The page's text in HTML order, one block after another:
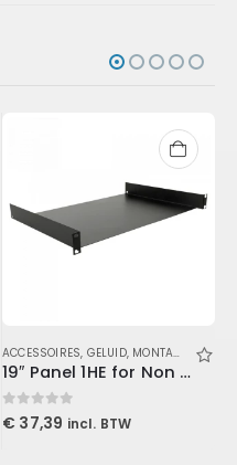
,GELUID,LUIDSPREKERS
ACCESSOIRES, GELUID, MONTAGEPANELEN
19″ Panel 1HE for Non 19″ Equipment
0out of 5
€ 37,39 incl. BTW